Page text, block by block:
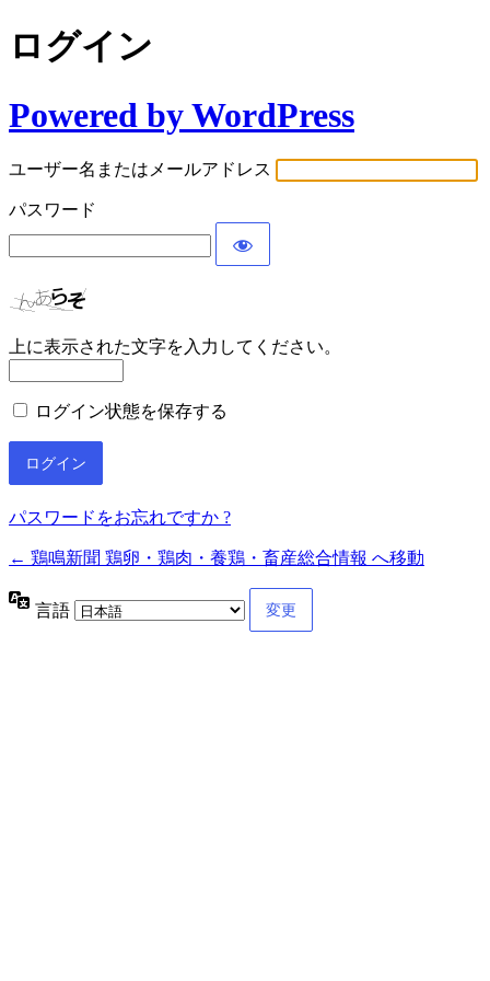
ログイン
Powered by WordPress
ユーザー名またはメールアドレス
パスワード
上に表示された文字を入力してください。
ログイン状態を保存する
パスワードをお忘れですか ?
← 鶏鳴新聞 鶏卵・鶏肉・養鶏・畜産総合情報 へ移動
言語